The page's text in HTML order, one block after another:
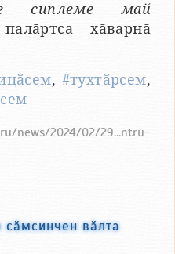
сиплеме май
хӑварнӑ
, #тухтӑрсем,
news/2024/02/29...ntru-
сӑмсинчен вӑлта